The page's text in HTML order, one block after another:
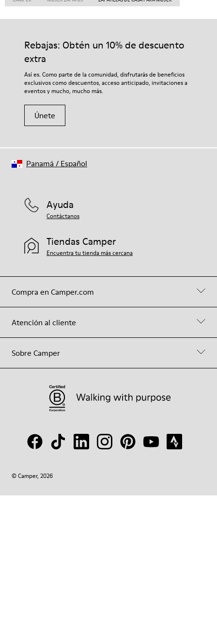
Rebajas: Obtén un 10% de descuento
extra
Así es. Como parte de la comunidad, disfrutarás de beneficios
exclusivos como descuentos, acceso anticipado, invitaciones a
eventos y mucho, mucho más.
Únete
Compra en Camper.com
Atención al cliente
Sobre Camper
Ayuda
Contáctanos
Tiendas Camper
Encuentra tu tienda más cercana
© Camper, 2026
Panamá / Español